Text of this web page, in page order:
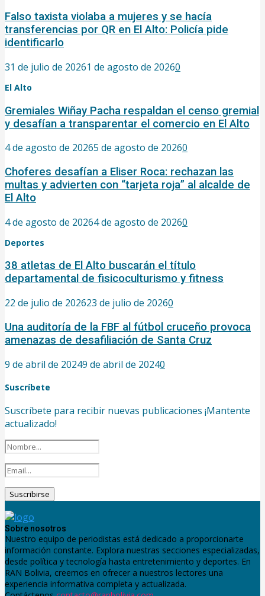
Falso taxista violaba a mujeres y se hacía
transferencias por QR en El Alto: Policía pide
identificarlo
31 de julio de 20261 de agosto de 20260
El Alto
Gremiales Wiñay Pacha respaldan el censo gremial
y desafían a transparentar el comercio en El Alto
4 de agosto de 20265 de agosto de 20260
Choferes desafían a Eliser Roca: rechazan las
multas y advierten con “tarjeta roja” al alcalde de
El Alto
4 de agosto de 20264 de agosto de 20260
Deportes
38 atletas de El Alto buscarán el título
departamental de fisicoculturismo y fitness
22 de julio de 202623 de julio de 20260
Una auditoría de la FBF al fútbol cruceño provoca
amenazas de desafiliación de Santa Cruz
9 de abril de 20249 de abril de 20240
Suscríbete
Suscríbete para recibir nuevas publicaciones ¡Mantente
actualizado!
Sobre nosotros
Nuestro equipo de periodistas está dedicado a proporcionarte
información constante. Explora nuestras secciones especializadas,
desde política y tecnología hasta entretenimiento y deportes. En
RAN Bolivia, creemos en ofrecer a nuestros lectores una
experiencia informativa completa y actualizada.